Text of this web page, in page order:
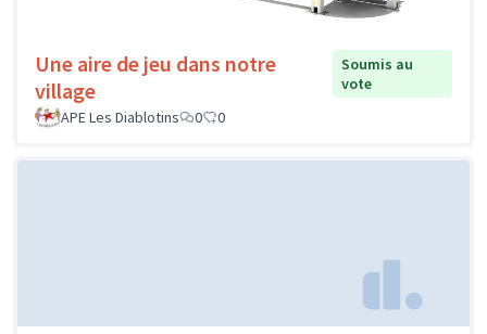
Une aire de jeu dans notre
village
Soumis au
vote
APE Les Diablotins
0 0